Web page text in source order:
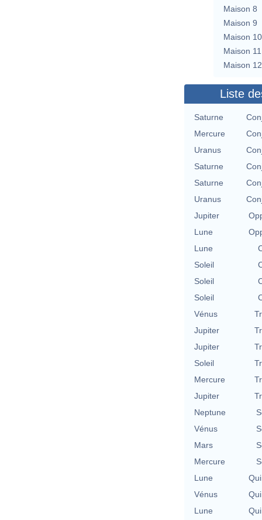
Maison 8
Maison 9
Maison 10
Maison 11
Maison 12
Liste
Saturne
Mercure
Uranus
Saturne
Saturne
Uranus
Jupiter
Lune
Lune
Soleil
Soleil
Soleil
Vénus
Jupiter
Jupiter
Soleil
Mercure
Jupiter
Neptune
Vénus
Mars
Mercure
Lune
Vénus
Lune